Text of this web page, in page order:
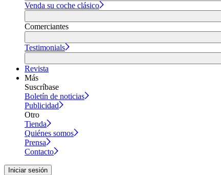
Venda su coche clásico
Comerciantes
Testimonials
Revista
Más
Suscríbase
Boletín de noticias
Publicidad
Otro
Tienda
Quiénes somos
Prensa
Contacto
Iniciar sesión